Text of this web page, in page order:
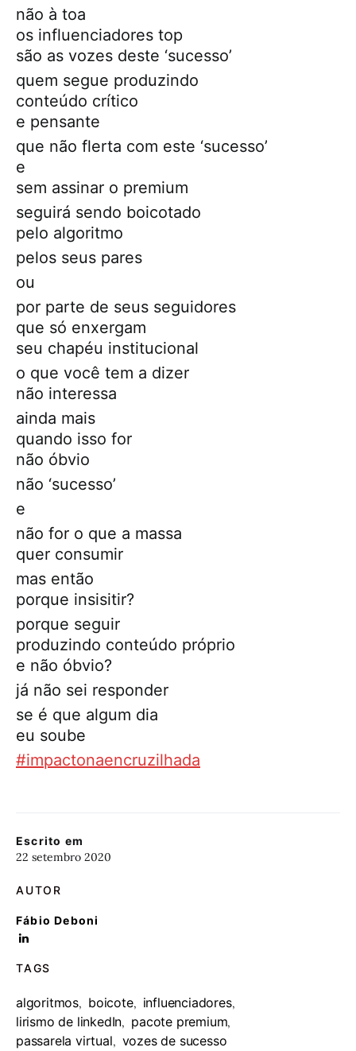
Escrito em
22 setembro 2020
AUTOR
Fábio Deboni
TAGS
algoritmos, boicote, influenciadores,
lirismo de linkedIn, pacote premium,
passarela virtual, vozes de sucesso
não à toa
os influenciadores top
são as vozes deste ‘sucesso’
quem segue produzindo
conteúdo crítico
e pensante
que não flerta com este ‘sucesso’
e
sem assinar o premium
seguirá sendo boicotado
pelo algoritmo
pelos seus pares
ou
por parte de seus seguidores
que só enxergam
seu chapéu institucional
o que você tem a dizer
não interessa
ainda mais
quando isso for
não óbvio
não ‘sucesso’
e
não for o que a massa
quer consumir
mas então
porque insisitir?
porque seguir
produzindo conteúdo próprio
e não óbvio?
já não sei responder
se é que algum dia
eu soube
#impactonaencruzilhada